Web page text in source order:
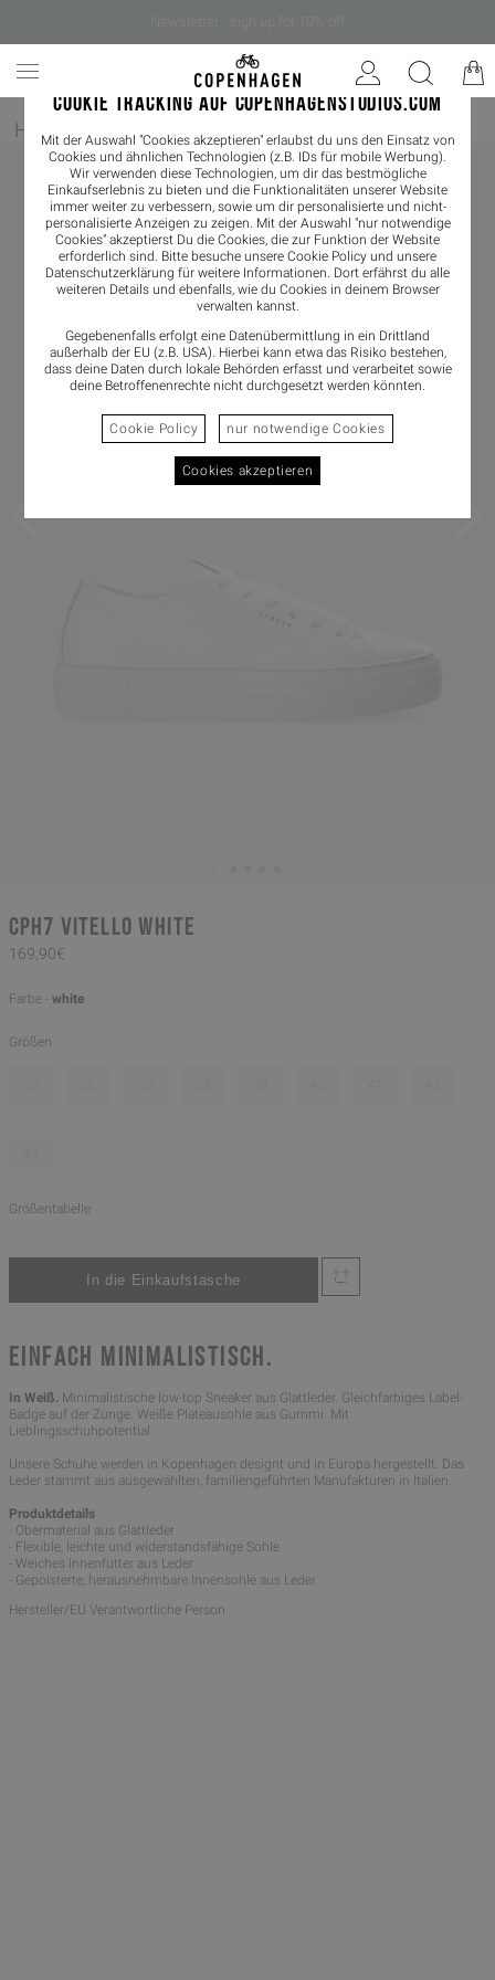
COOKIE TRACKING AUF COPENHAGENSTUDIOS.COM
Mit der Auswahl "Cookies akzeptieren" erlaubst du uns den Einsatz von
Cookies und ähnlichen Technologien (z.B. IDs für mobile Werbung).
Wir verwenden diese Technologien, um dir das bestmögliche
Einkaufserlebnis zu bieten und die Funktionalitäten unserer Website
immer weiter zu verbessern, sowie um dir personalisierte und nicht-
personalisierte Anzeigen zu zeigen. Mit der Auswahl "nur notwendige
Cookies" akzeptierst Du die Cookies, die zur Funktion der Website
erforderlich sind. Bitte besuche unsere Cookie Policy und unsere
Datenschutzerklärung für weitere Informationen. Dort erfährst du alle
weiteren Details und ebenfalls, wie du Cookies in deinem Browser
verwalten kannst.
Gegebenenfalls erfolgt eine Datenübermittlung in ein Drittland
außerhalb der EU (z.B. USA). Hierbei kann etwa das Risiko bestehen,
dass deine Daten durch lokale Behörden erfasst und verarbeitet sowie
deine Betroffenenrechte nicht durchgesetzt werden könnten.
Cookie Policy nur notwendige Cookies
Cookies akzeptieren
Home / Damen/ Sneaker Sneaker Low
CPH7 vitello white
169,90€
Farbe - white
Größen
Größentabelle
EINFACH MINIMALISTISCH.
In Weiß. Minimalistische low-top Sneaker aus Glattleder. Gleichfarbiges Label-
Badge auf der Zunge. Weiße Plateausohle aus Gummi. Mit
Lieblingsschuhpotential.
Unsere Schuhe werden in Kopenhagen designt und in Europa hergestellt. Das
Leder stammt aus ausgewählten, familiengeführten Manufakturen in Italien.
Produktdetails
- Obermaterial aus Glattleder
- Flexible, leichte und widerstandsfähige Sohle
- Weiches Innenfutter aus Leder
- Gepolsterte, herausnehmbare Innensohle aus Leder
Hersteller/EU Verantwortliche Person